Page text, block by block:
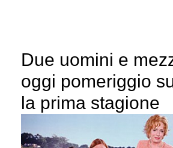
Due uomini e
oggi pomeriggio
la prima stagione